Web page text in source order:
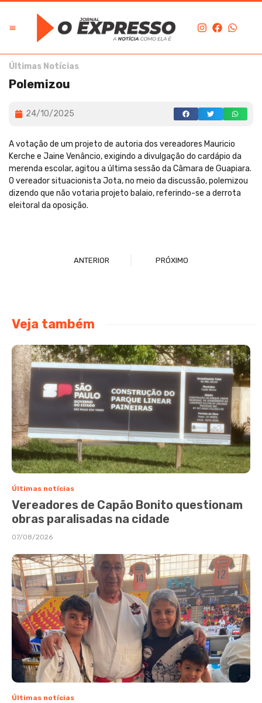
Últimas Notícias
Polemizou
24/10/2025
A votação de um projeto de autoria dos vereadores Mauricio
Kerche e Jaine Venâncio, exigindo a divulgação do cardápio da
merenda escolar, agitou a última sessão da Câmara de Guapiara.
O vereador situacionista Jota, no meio da discussão, polemizou
dizendo que não votaria projeto balaio, referindo-se a derrota
eleitoral da oposição.
ANTERIOR PRÓXIMO
Veja também
Últimas notícias
Vereadores de Capão Bonito questionam
obras paralisadas na cidade
07/08/2026
Últimas notícias